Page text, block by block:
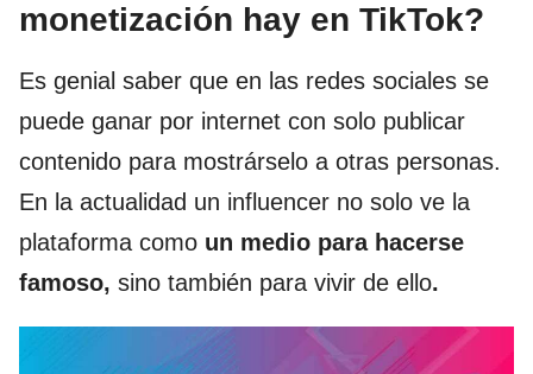
monetización hay en TikTok?
Es genial saber que en las redes sociales se
puede ganar por internet con solo publicar
contenido para mostrárselo a otras personas.
En la actualidad un influencer no solo ve la
plataforma como un medio para hacerse
famoso, sino también para vivir de ello.